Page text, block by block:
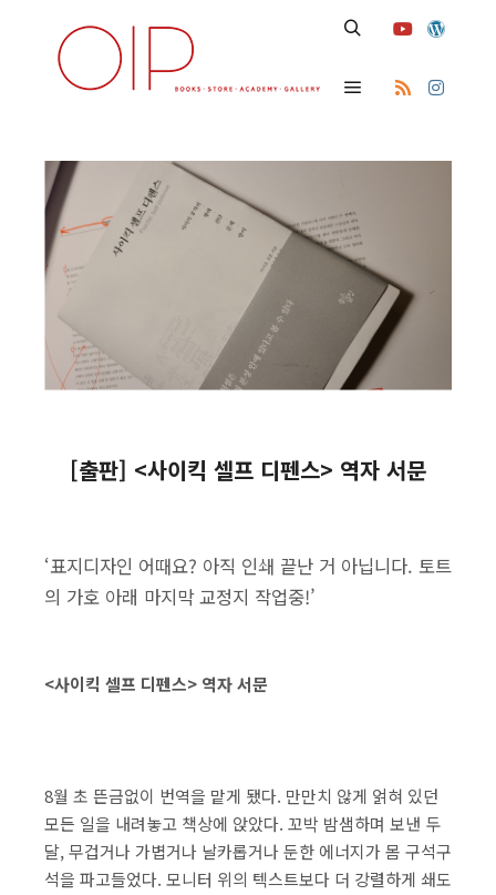
[출판] <사이킥 셀프 디펜스> 역자 서문
‘표지디자인 어때요? 아직 인쇄 끝난 거 아닙니다. 토트
의 가호 아래 마지막 교정지 작업중!’
<사이킥 셀프 디펜스> 역자 서문
8월 초 뜬금없이 번역을 맡게 됐다. 만만치 않게 얽혀 있던
모든 일을 내려놓고 책상에 앉았다. 꼬박 밤샘하며 보낸 두
달, 무겁거나 가볍거나 날카롭거나 둔한 에너지가 몸 구석구
석을 파고들었다. 모니터 위의 텍스트보다 더 강렬하게 쇄도